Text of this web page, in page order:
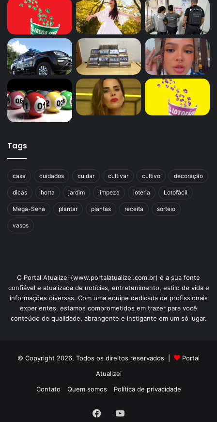
Tags
casa cuidados cuidar cultivar cultivo decoração
dicas horta jardim limpeza loteria Lotofácil
Mega-Sena plantar plantas receita sorteio
vasos
O Portal Atualizei (www.portalatualizei.com.br) é a sua fonte
confiável e atualizada de notícias, entretenimento, estilo de vida e
informações diversas. Com uma equipe dedicada de profissionais
experientes, estamos comprometidos em trazer para você
conteúdo de qualidade, abrangente e instigante em um só lugar.
© Copyright 2026, Todos os direitos reservados |
Portal
Atualizei
Contato
Quem somos Política de privacidade
FacebookYouTube